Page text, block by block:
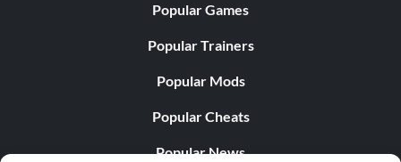
Popular Games
Popular Trainers
Popular Mods
Popular Cheats
Popular News